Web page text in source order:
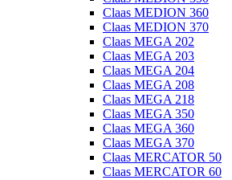
Claas MEDION 360
Claas MEDION 370
Claas MEGA 202
Claas MEGA 203
Claas MEGA 204
Claas MEGA 208
Claas MEGA 218
Claas MEGA 350
Claas MEGA 360
Claas MEGA 370
Claas MERCATOR 50
Claas MERCATOR 60